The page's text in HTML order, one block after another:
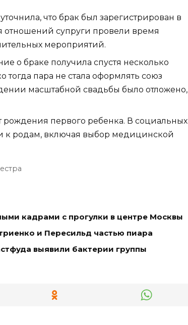
что брак был зарегистрирован в
супруги провели время
мероприятий.
о браке получила спустя несколько
пара не стала оформлять союз
масштабной свадьбы было отложено,
первого ребенка. В социальных
к родам, включая выбор медицинской
кадрами с прогулки в центре Москвы
и Пересильд частью пиара
выявили бактерии группы